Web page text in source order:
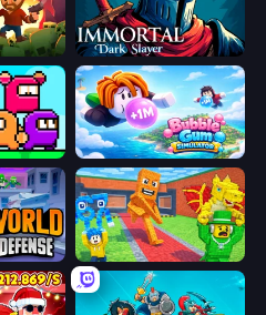
Immortal: Dark Slayer
Ninja Parkour Multiplayer Bubble Gum Simulator
World Z Defense - Zombie Defense Catch Brainrots From Bosses